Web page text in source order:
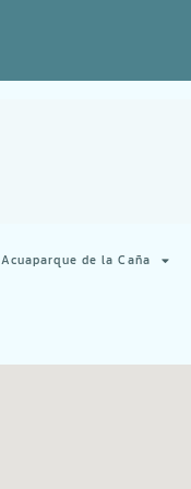
Acuaparque de la Caña